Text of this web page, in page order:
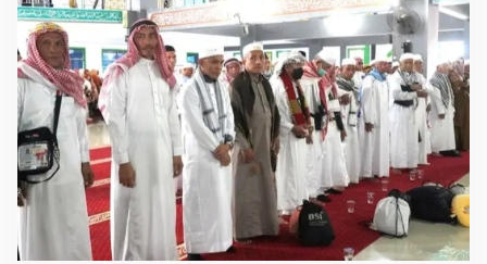
m
b
t
K
e
p
u
a
n
g
a
n
1
4